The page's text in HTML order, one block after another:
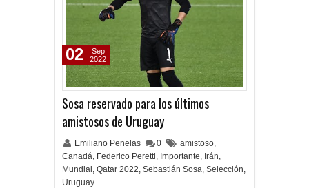
Sosa reservado para los últimos
amistosos de Uruguay
Emiliano Penelas 0 amistoso,
Canadá, Federico Peretti, Importante, Irán,
Mundial , Qatar 2022, Sebastián Sosa, Selección,
Uruguay
02
Sep
2022